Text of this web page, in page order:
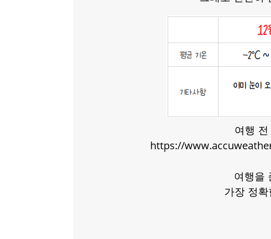
여행
https://
여행을
가장 정확